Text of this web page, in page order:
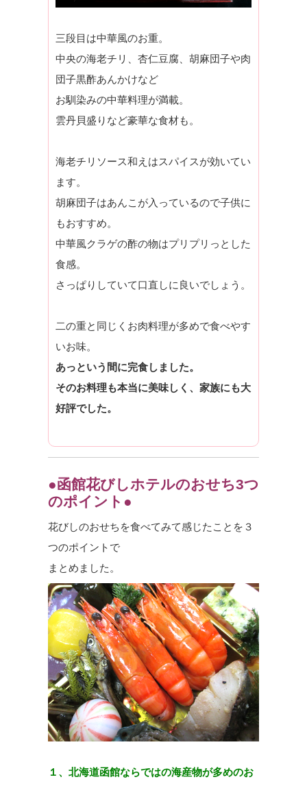
三段目は中華風のお重。
中央の海老チリ、杏仁豆腐、胡麻団子や肉
団子黒酢あんかけなど
お馴染みの中華料理が満載。
雲丹貝盛りなど豪華な食材も。
海老チリソース和えはスパイスが効いてい
ます。
胡麻団子はあんこが入っているので子供に
もおすすめ。
中華風クラゲの酢の物はプリプリっとした
食感。
さっぱりしていて口直しに良いでしょう。
二の重と同じくお肉料理が多めで食べやす
いお味。
あっという間に完食しました。
そのお料理も本当に美味しく、家族にも大
好評でした。
●函館花びしホテルのおせち3つ
のポイント●
花びしのおせちを食べてみて感じたことを３
つのポイントで
まとめました。
１、北海道函館ならではの海産物が多めのお